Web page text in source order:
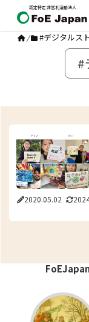
認定特定非営利活動法人
/ #デジタルス
#
2020.05.02